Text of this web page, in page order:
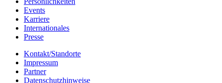
Events
Karriere
Internationales
Presse
Kontakt/Standorte
Impressum
Partner
Datenschutzhinweise